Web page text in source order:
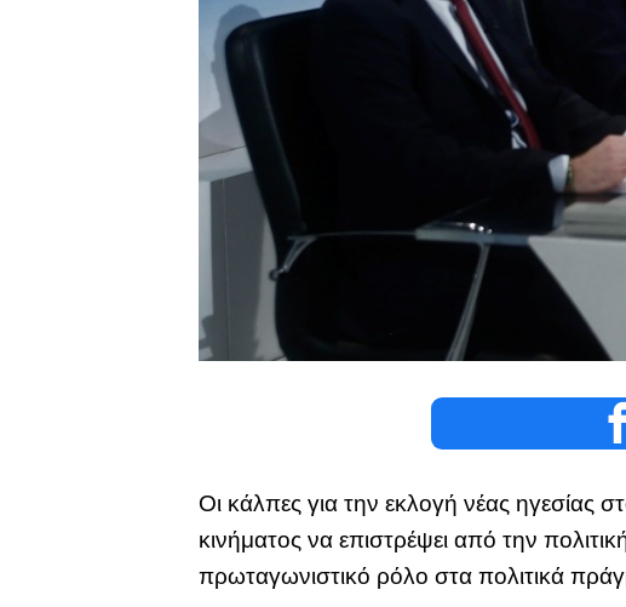
Οι κάλπες για την εκλογή νέας ηγεσίας
κινήματος να επιστρέψει από την
πρωταγωνιστικό ρόλο στα πολιτικά